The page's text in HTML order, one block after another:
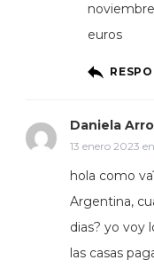
euros
Daniela
13 enero 2023
hola como
Argentina,
dias? yo voy
las casas